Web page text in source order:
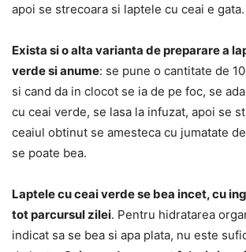
apoi se strecoara si laptele cu ceai e gata.
Exista si o alta varianta de preparare a
verde si anume: se pune o cantitate de
si cand da in clocot se ia de pe foc, se
cu ceai verde, se lasa la infuzat, apoi se
ceaiul obtinut se amesteca cu jumatate
se poate bea.
Laptele cu ceai verde se bea incet, cu
tot parcursul zilei. Pentru hidratarea
indicat sa se bea si apa plata, nu este